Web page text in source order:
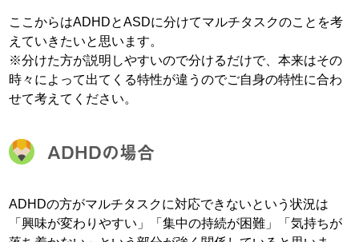
ここからはADHDとASDに分けてマルチタスクのことを考
えていきたいと思います。
※分けた方が説明しやすいので分けるだけで、本来はその
時々によって出てくる特性が違うのでご自身の特性に合わ
せて考えてください。
ADHDの場合
ADHDの方がマルチタスクに対応できないという状況は
「興味が変わりやすい」「集中の持続が困難」「気持ちが